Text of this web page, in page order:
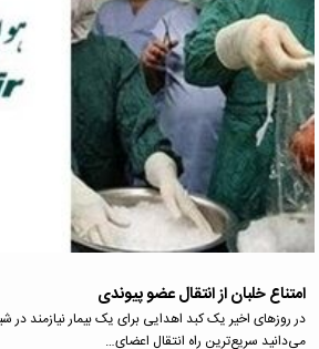
امتناع خلبان از انتقال عضو پیوندی
در روزهای اخیر یک کبد اهدایی برای یک بیمار نیازمند در
می‌دانید سریع‌ترین راه انتقال اعضای…